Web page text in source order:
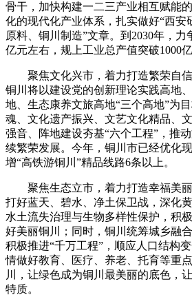
骨干，加快构建一二三产业相互赋能
化的现代化产业体系，扎实做好“西安
原料、铜川制造”文章。到2030年，力
亿元左右，规上工业总产值突破1000亿
聚焦文化兴市，着力打造繁荣自
铜川将以建设党的创新理论实践高地
地、生态康养文旅高地“三个高地”为
魂、文化遗产振兴、文艺文化精品、
强音、阵地建设夯基“六个工程”，推
续繁荣发展。今年，铜川市已经优化
增“高铁游铜川”精品线路6条以上。
聚焦生态立市，着力打造幸福美
打好蓝天、碧水、净土保卫战，深化
水土流失治理与生物多样性保护，积
好美丽铜川；同时，铜川统筹城乡融
积极推进“千万工程”，顺应人口结构
情做好教育、医疗、养老、托育等重
川，让绿色成为铜川最美丽的底色，
特质。